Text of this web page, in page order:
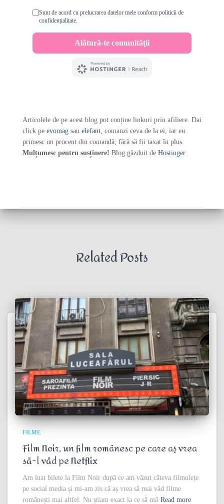
Articolele de pe acest blog pot conține linkuri prin afiliere. Dai
click pe evomag sau elefant, comanzi ceva de la ei, iar eu
primesc un procent din comandă, fără să fii taxat în plus.
Mulțumesc pentru susținere! Blog găzduit de Hostinger
Related Posts
FILME
Film Noir, un film românesc pe care aș vrea
să-l văd pe Netflix
Am luat bilete la Film Noir după ce am văzut câteva filmulețe
pe social media și mi-am zis că aș vrea să mai văd filme
românești mai altfel. Nu știam exact la ce să mă Read more